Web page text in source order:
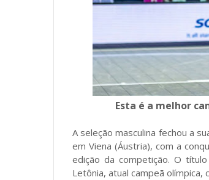
Esta é a melhor
A seleção masculina fechou a
em Viena (Áustria), com a
edição da competição. O
Letônia, atual campeã olímpica,